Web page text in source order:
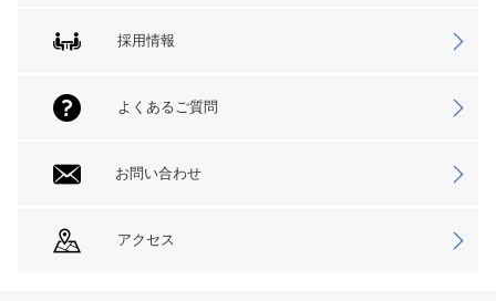
採用情報
よくあるご質問
お問い合わせ
アクセス